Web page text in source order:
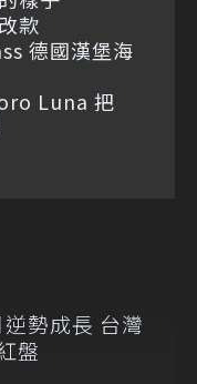
款
德國漢堡海
Luna 把
勢成長 台灣
盤